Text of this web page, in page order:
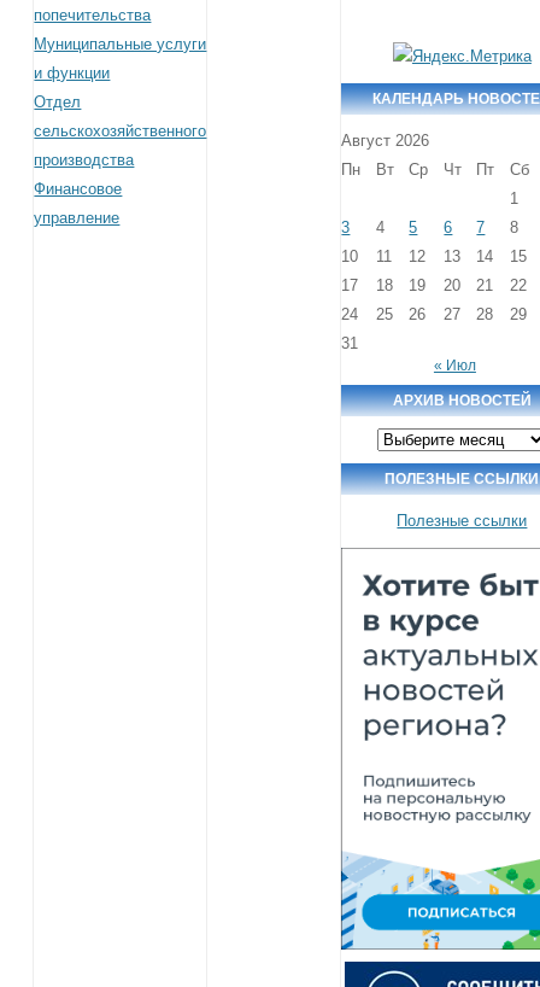
попечительства
Муниципальные услуги
и функции
Отдел
сельскохозяйственного
производства
Финансовое
управление
КАЛЕНДАРЬ
Август 2026
Пн
Вт Ср Чт Пт
Сб
1
3
4 5 6 7
8
10
11 12 13 14
15
17
18 19 20 21
22
24
25 26 27 28
29
31
« Июл
АРХИВ НОВОСТЕЙ
Архив
новостей
ПОЛЕЗНЫЕ ССЫЛКИ
Полезные ссылки